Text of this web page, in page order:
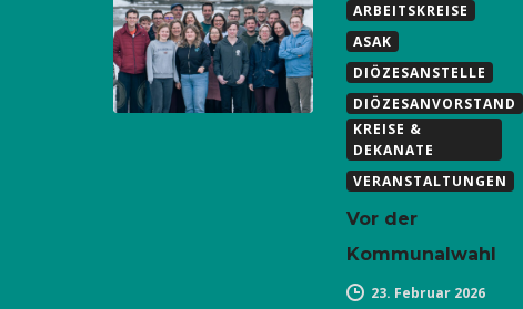
ARBEITSKREISE
ASAK
DIÖZESANSTELLE
DIÖZESANVORSTAND
KREISE &
DEKANATE
VERANSTALTUNGEN
Vor der
Kommunalwahl
23. Februar 2026